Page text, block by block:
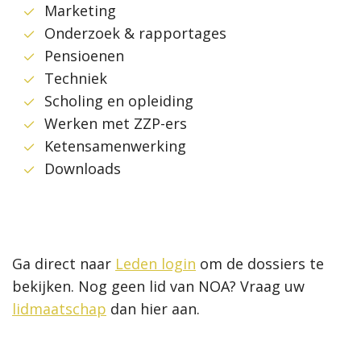
Marketing
Onderzoek & rapportages
Pensioenen
Techniek
Scholing en opleiding
Werken met ZZP-ers
Ketensamenwerking
Downloads
Ga direct naar Leden login om de dossiers te
bekijken. Nog geen lid van NOA? Vraag uw
lidmaatschap dan hier aan.